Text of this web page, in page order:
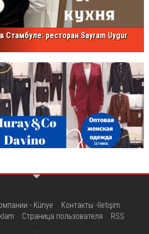
Стамбуле: ресторан Sayram Uygur
- Künye
Контакты -İletişim
Страница пользователя RSS